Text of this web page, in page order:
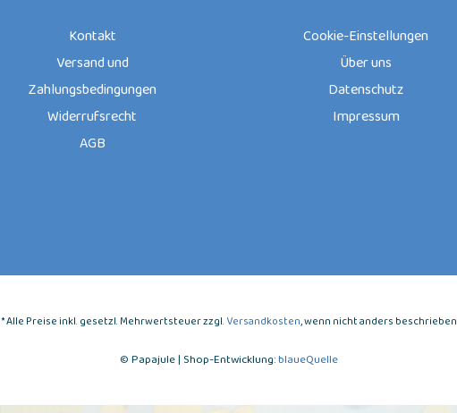
Kontakt
Versand und
Zahlungsbedingungen
Widerrufsrecht
AGB
Cookie-Einstellungen
Über uns
Datenschutz
Impressum
* Alle Preise inkl. gesetzl. Mehrwertsteuer zzgl. Versandkosten, wenn nicht anders beschrieben
© Papajule | Shop-Entwicklung:blaueQuelle